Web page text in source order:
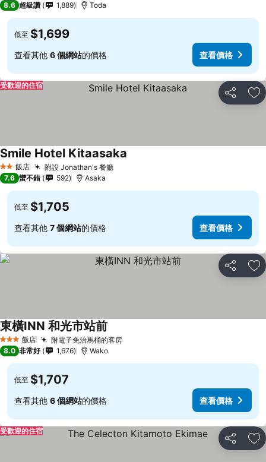
8.6 超級讚 1,889 Toda
低至 $1,699
查看其他 6 個網站的價格 查看價格
分享 加
受歡迎的住宿
2 星級飯店 附設 Jonathan's 餐廳
Smile Hotel Kitaasaka
7.6 蠻不錯 592 Asaka
低至 $1,705
查看其他 7 個網站的價格 查看價格
分享 加
3 星級 飯店 附電子免治馬桶的客房
東橫INN 和光市站前
8.0 非常好 1,676 Wako
低至 $1,707
查看其他 6 個網站的價格 查看價格
分享 加
受歡迎的住宿